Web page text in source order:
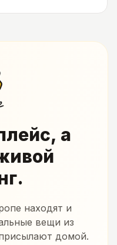
а
находят и
вещи из
домой.